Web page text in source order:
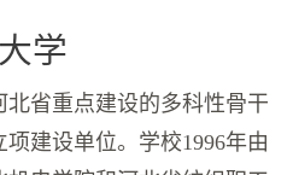
学
省重点建设的多科性骨干
建设单位。学校1996年由